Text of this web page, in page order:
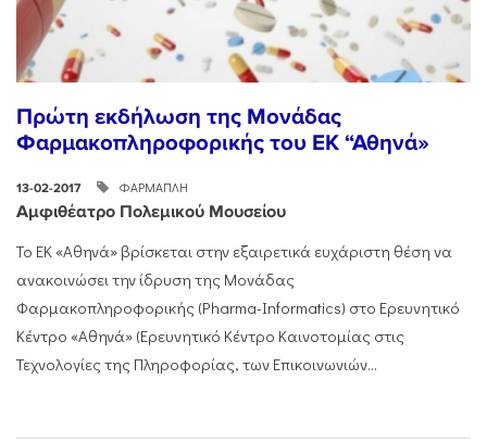
Πρώτη εκδήλωση της Μονάδας
Φαρμακοπληροφορικής του ΕΚ “Αθηνά»
13-02-2017 ΦΑΡΜΑΠΛΗ
Αμφιθέατρο Πολεμικού Μουσείου
Το ΕΚ «Αθηνά» βρίσκεται στην εξαιρετικά ευχάριστη θέση να
ανακοινώσει την ίδρυση της Μονάδας
Φαρμακοπληροφορικής (Pharma-Informatics) στο Ερευνητικό
Κέντρο «Αθηνά» (Ερευνητικό Κέντρο Καινοτομίας στις
Τεχνολογίες της Πληροφορίας, των Επικοινωνιών...